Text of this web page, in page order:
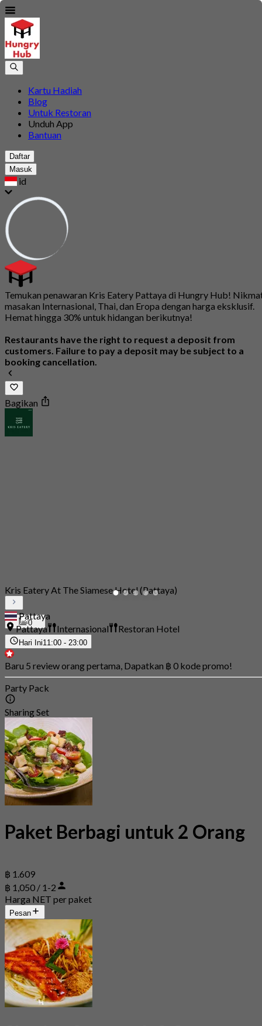
Kartu Hadiah
Blog
Untuk Restoran
Unduh App
Bantuan
Daftar
Masuk
id
Temukan penawaran Kris Eatery Pattaya di Hungry Hub!
masakan Internasional, Thai, dan Eropa dengan harga eksklusif.
Hemat hingga 30% untuk hidangan berikutnya!
Restaurants have the right to request a deposit from
customers. Failure to pay a deposit may be subject to a
booking cancellation.
Bagikan
0
Kris Eatery At The Siamese Hotel (Pattaya)
Pattaya
Pattaya
Internasional Restoran Hotel
Hari Ini11:00 - 23:00
Baru 5 review orang pertama, Dapatkan ฿ 0 kode promo!
Party Pack
Sharing Set
Paket Berbagi untuk 2 Orang
฿ 1.609
฿ 1,050 / 1-2
Harga NET per paket
Pesan